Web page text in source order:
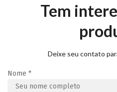
Tem
Deixe seu contato
Nome *